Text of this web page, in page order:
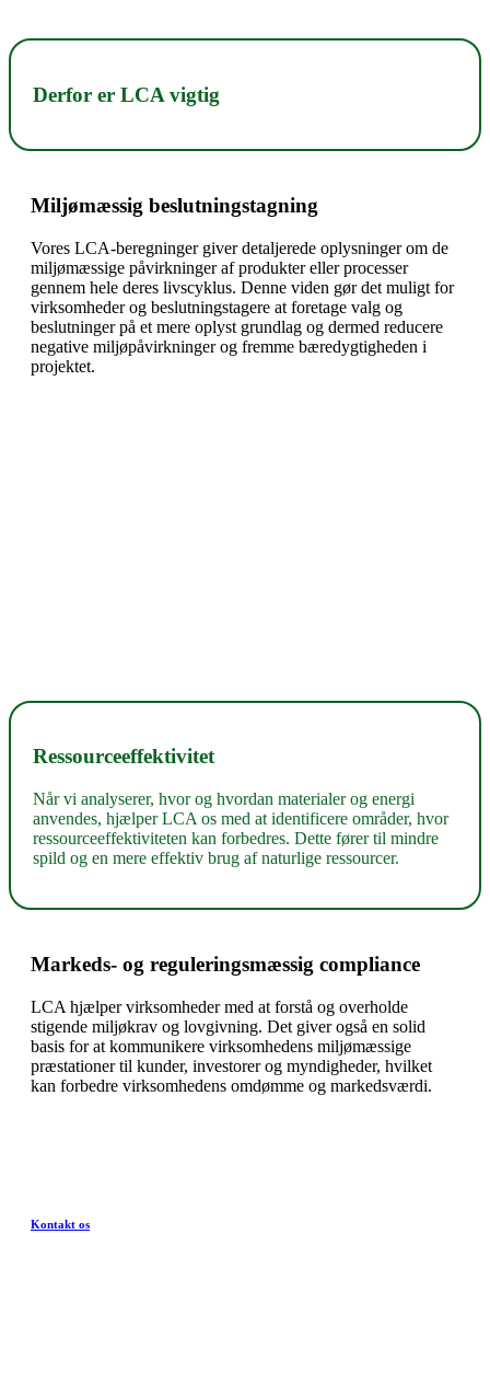
Derfor er LCA vigtig
Miljømæssig beslutningstagning
Vores LCA-beregninger giver detaljerede oplysninger om de
miljømæssige påvirkninger af produkter eller processer
gennem hele deres livscyklus. Denne viden gør det muligt for
virksomheder og beslutningstagere at foretage valg og
beslutninger på et mere oplyst grundlag og dermed reducere
negative miljøpåvirkninger og fremme bæredygtigheden i
projektet.
Ressourceeffektivitet
Når vi analyserer, hvor og hvordan materialer og energi
anvendes, hjælper LCA os med at identificere områder, hvor
ressourceeffektiviteten kan forbedres. Dette fører til mindre
spild og en mere effektiv brug af naturlige ressourcer.
Markeds- og reguleringsmæssig compliance
LCA hjælper virksomheder med at forstå og overholde
stigende miljøkrav og lovgivning. Det giver også en solid
basis for at kommunikere virksomhedens miljømæssige
præstationer til kunder, investorer og myndigheder, hvilket
kan forbedre virksomhedens omdømme og markedsværdi.
Kontakt os